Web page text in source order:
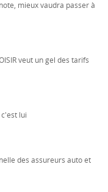
mieux vaudra passer à
veut un gel des tarifs
c'est lui
des assureurs auto et